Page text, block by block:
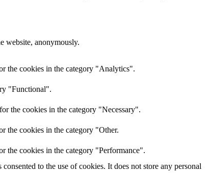
website, anonymously.
the cookies in the category "Analytics".
"Functional".
the cookies in the category "Necessary".
the cookies in the category "Other.
the cookies in the category "Performance".
to the use of cookies. It does not store any personal